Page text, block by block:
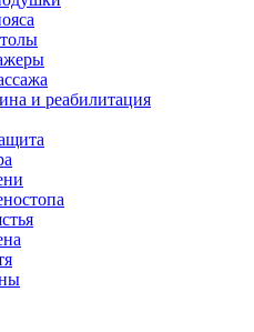
и реабилитация